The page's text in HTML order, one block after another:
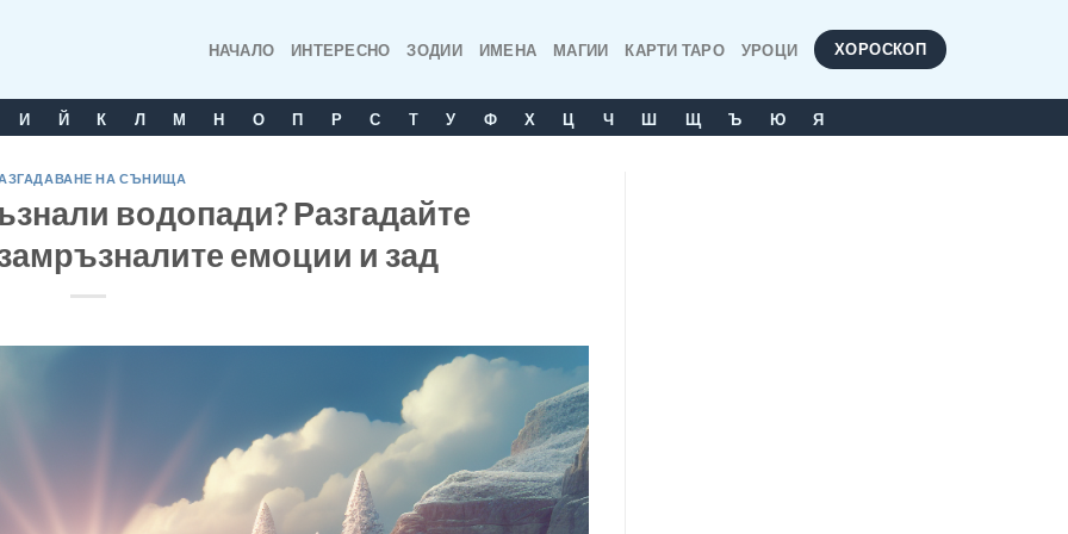
НАЧАЛО ИНТЕРЕСНО ЗОДИИ ИМЕНА МАГИИ КАРТИ ТАРО УРОЦИ ХОРОСКОП
И Й К Л М Н О П Р С T У Ф Х Ц Ч Ш Щ Ъ Ю Я
НА СЪНИЩА
водопади? Разгадайте
емоции и зад